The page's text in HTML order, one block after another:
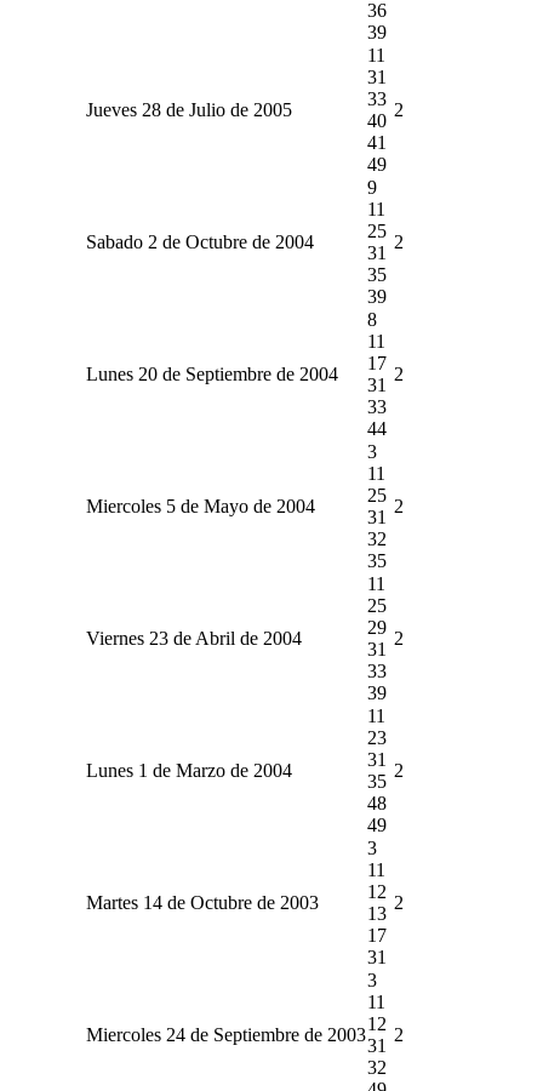
36
39
Jueves 28 de Julio de 2005
11
31
33
40
41
49
2
Sabado 2 de Octubre de 2004
9
11
25
31
35
39
2
Lunes 20 de Septiembre de 2004
8
11
17
31
33
44
2
Miercoles 5 de Mayo de 2004
3
11
25
31
32
35
2
Viernes 23 de Abril de 2004
11
25
29
31
33
39
2
Lunes 1 de Marzo de 2004
11
23
31
35
48
49
2
Martes 14 de Octubre de 2003
3
11
12
13
17
31
2
Miercoles 24 de Septiembre de 2003
3
11
12
31
32
2